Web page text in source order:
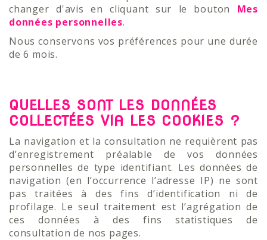
changer d'avis en cliquant sur le bouton Mes
données personnelles.
Nous conservons vos préférences pour une durée
de 6 mois.
QUELLES SONT LES DONNÉES
COLLECTÉES VIA LES COOKIES ?
La navigation et la consultation ne requièrent pas
d’enregistrement préalable de vos données
personnelles de type identifiant. Les données de
navigation (en l’occurrence l’adresse IP) ne sont
pas traitées à des fins d’identification ni de
profilage. Le seul traitement est l’agrégation de
ces données à des fins statistiques de
consultation de nos pages.